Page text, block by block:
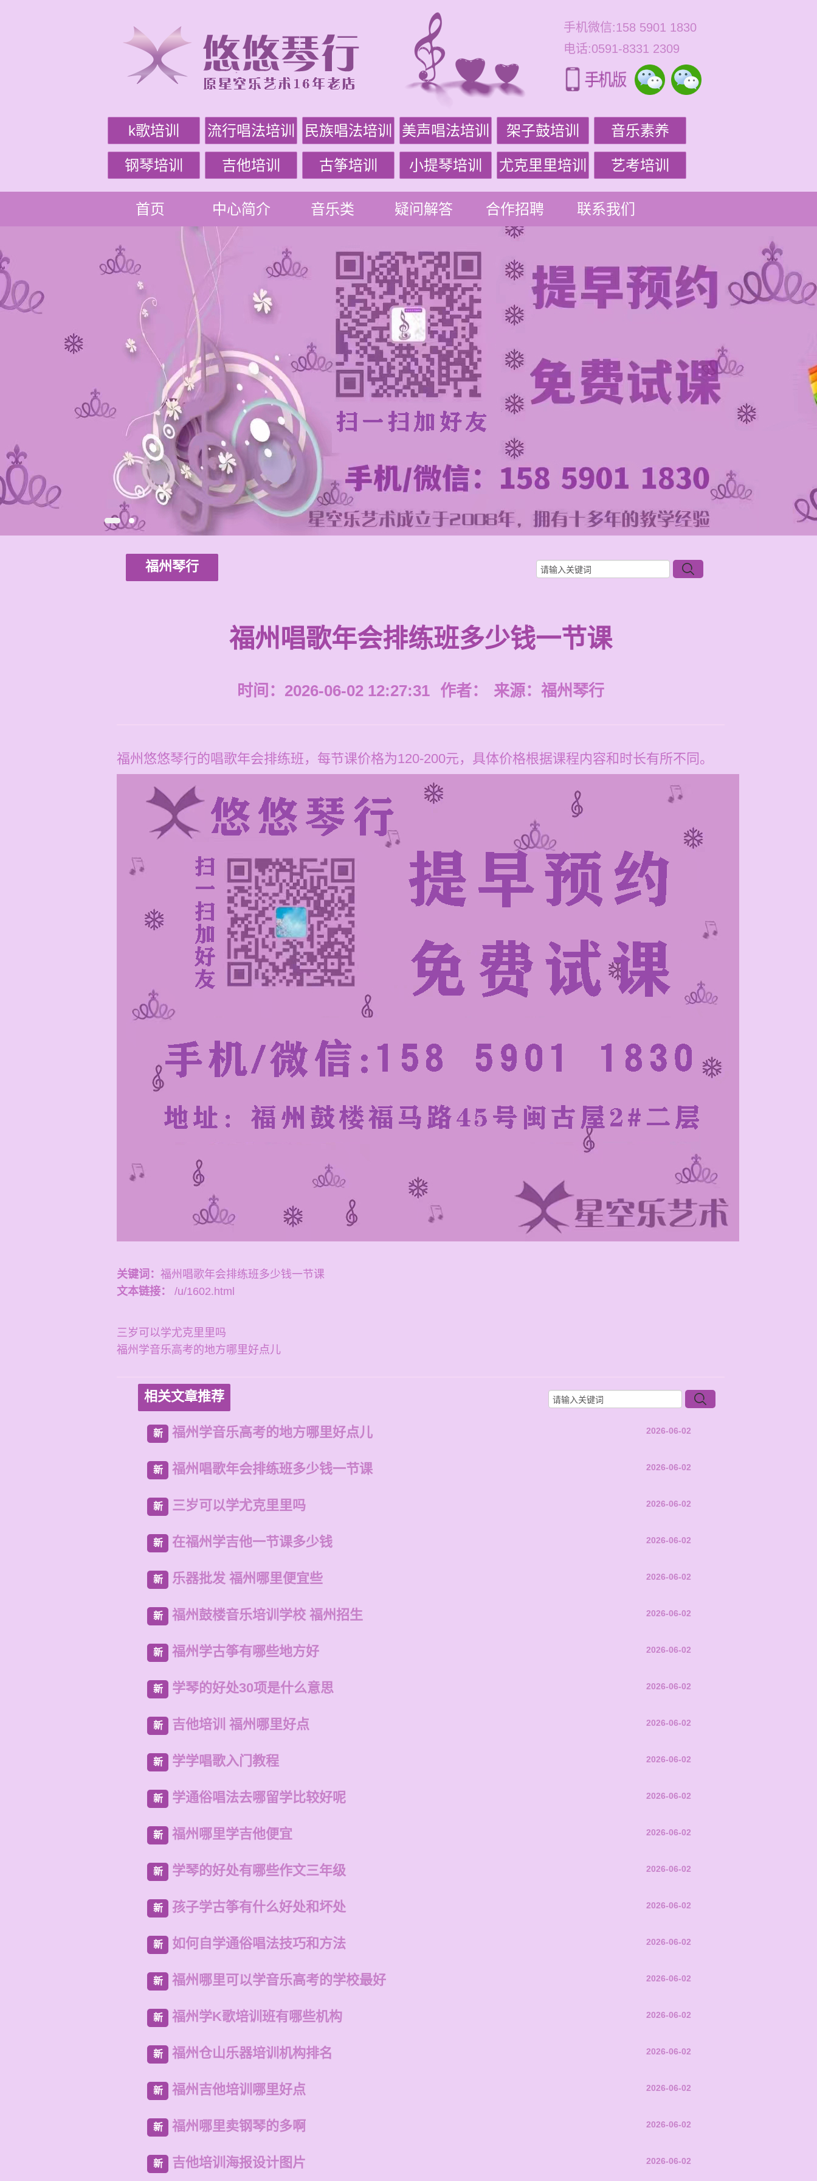
手机微信:158 5901 1830
电话:0591-8331 2309
k歌培训 流行唱法培训 民族唱法培训 美声唱法培训 架子鼓培训 音乐素养
钢琴培训 吉他培训 古筝培训 小提琴培训 尤克里里培训 艺考培训
首页 中心简介 音乐类 疑问解答 合作招聘 联系我们
福州琴行
福州唱歌年会排练班多少钱一节课
时间：2026-06-02 12:27:31 作者： 来源： 福州琴行
福州悠悠琴行的唱歌年会排练班，每节课价格为120-200元，具体价格根据课程内容和时长有所不同。
关键词： 福州唱歌年会排练班多少钱一节课
文本链接：
/u/1602.html
三岁可以学尤克里里吗
福州学音乐高考的地方哪里好点儿
相关文章推荐
新 福州学音乐高考的地方哪里好点儿 2026-06-02
新 福州唱歌年会排练班多少钱一节课 2026-06-02
新 三岁可以学尤克里里吗 2026-06-02
新 在福州学吉他一节课多少钱 2026-06-02
新 乐器批发 福州哪里便宜些 2026-06-02
新 福州鼓楼音乐培训学校 福州招生 2026-06-02
新 福州学古筝有哪些地方好 2026-06-02
新 学琴的好处30项是什么意思 2026-06-02
新 吉他培训 福州哪里好点 2026-06-02
新 学学唱歌入门教程 2026-06-02
新 学通俗唱法去哪留学比较好呢 2026-06-02
新 福州哪里学吉他便宜 2026-06-02
新 学琴的好处有哪些作文三年级 2026-06-02
新 孩子学古筝有什么好处和坏处 2026-06-02
新 如何自学通俗唱法技巧和方法 2026-06-02
新 福州哪里可以学音乐高考的学校最好 2026-06-02
新 福州学K歌培训班有哪些机构 2026-06-02
新 福州仓山乐器培训机构排名 2026-06-02
新 福州吉他培训哪里好点 2026-06-02
新 福州哪里卖钢琴的多啊 2026-06-02
新 吉他培训海报设计图片 2026-06-02